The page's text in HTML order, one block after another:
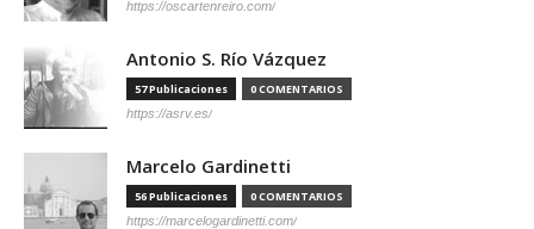
https://oscartenreiro.com/
Antonio S. Río Vázquez
57 Publicaciones 0 COMENTARIOS
https://asrv.es/
Marcelo Gardinetti
56 Publicaciones 0 COMENTARIOS
https://marcelogardinetti.com/